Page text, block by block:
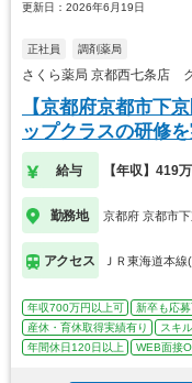
更新日：2026年6月19日
正社員 調剤薬局
さくら薬局 京都西七条店
【京都府京都市下
ップクラスの研修
給与 【年収】419
勤務地 京都府 京都市
アクセス ＪＲ東海道本
年収700万円以上可 新卒も応
産休・育休取得実績有り
スキ
年間休日120日以上
WEB面接